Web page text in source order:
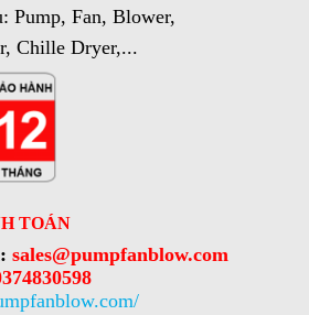
Pump, Fan, Blower,
Chille Dryer,...
TOÁN
sales@pumpfanblow.com